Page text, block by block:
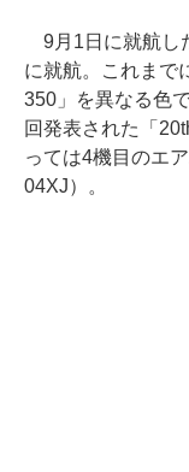
9月1日に就航し
に就航。これまで
350」を異なる色
回発表された「
っては4機目のエ
04XJ）。